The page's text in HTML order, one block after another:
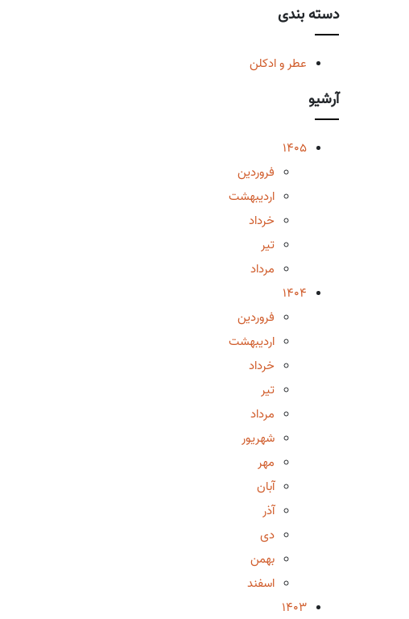
دسته بندی
عطر و ادکلن
آرشیو
1405
فروردین
اردیبهشت
خرداد
تیر
مرداد
1404
فروردین
اردیبهشت
خرداد
تیر
مرداد
شهریور
مهر
آبان
آذر
دی
بهمن
اسفند
1403